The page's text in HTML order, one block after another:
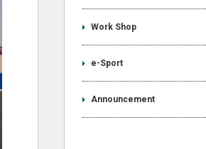
Work Shop
e-Sport
Announcement